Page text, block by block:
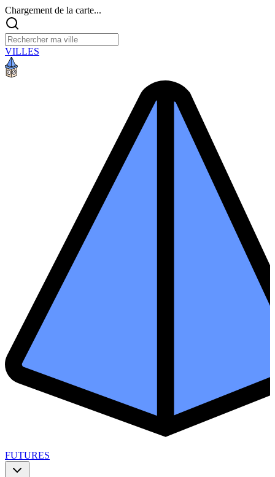
Chargement de la carte...
VILLES
FUTURES